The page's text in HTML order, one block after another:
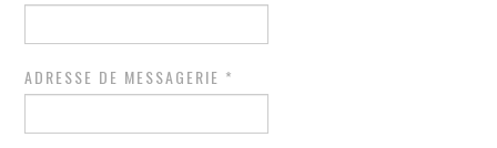
ADRESSE DE MESSAGERIE *